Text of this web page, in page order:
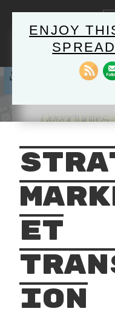
content
English-
et
ion
ENJOY